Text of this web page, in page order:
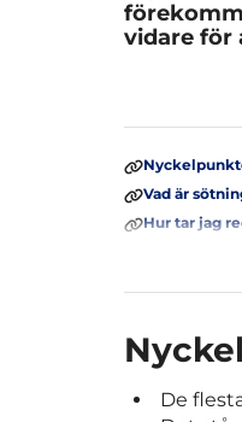
vidare för
Vad är
Hur tar jag
De